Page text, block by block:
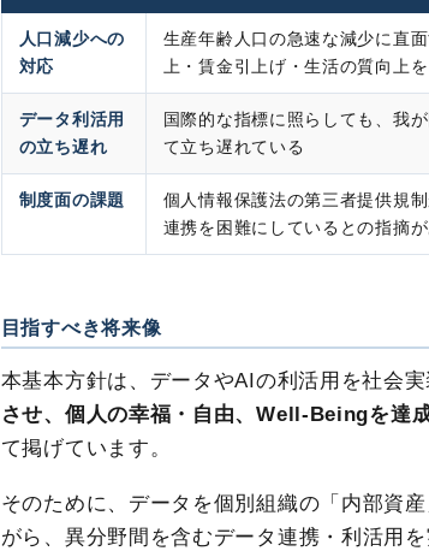
人口減少への
対応
生産年齢人口の急速な減少に直
上・賃金引上げ・生活の質向上
データ利活用
の立ち遅れ
国際的な指標に照らしても、我
て立ち遅れている
制度面の課題
個人情報保護法の第三者提供規
連携を困難にしているとの指摘
目指すべき将来像
本基本方針は、データやAIの利活用を社会
させ、個人の幸福・自由、Well-Beingを達
て掲げています。
そのために、データを個別組織の「内部資
がら、異分野間を含むデータ連携・利活用